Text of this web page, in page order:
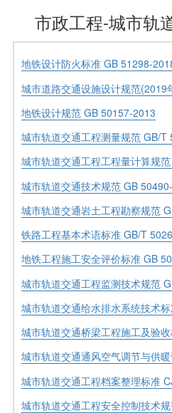
市政工程-城市轨
地铁设计防火标准 GB 51298-
城市道路交通设施设计规范(2019
地铁设计规范 GB 50157-2013
城市轨道交通工程测量规范 GB/T
城市轨道交通工程工程量计算规
城市轨道交通技术规范 GB
城市轨道交通岩土工程勘察规范
铁路工程基本术语标准 GB/T
地铁工程施工安全评价标准 GB
城市轨道交通工程监测技术规范
城市轨道交通给水排水系统技术
城市轨道交通桥梁工程施工及验
城市轨道交通通风空气调节与供
城市轨道交通工程档案整理标准
城市轨道交通工程安全控制技术